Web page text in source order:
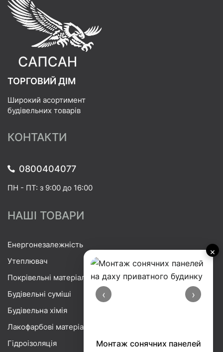
×
‹ ›
Монтаж сонячних панелей
ТОРГОВИЙ ДІМ
Широкий асортимент
будівельних товарів
КОНТАКТИ
0800404077
ПН - ПТ: з 9:00 до 16:00
НАШІ ТОВАРИ
Енергонезалежність
Утеплювач
Покрівельні матеріали
Будівельні суміші
Будівельна хімія
Лакофарбові матеріали
Гідроізоляція